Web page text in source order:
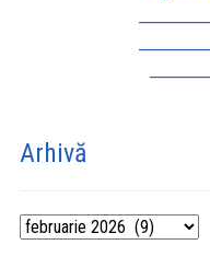
Arhivă
Arhivă